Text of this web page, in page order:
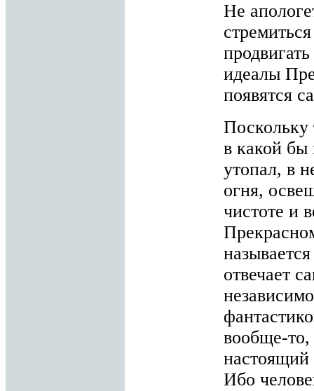
Не
идеалы
появятся
Поскольку
в какой бы
утопал, в
огня,
чистоте и
отвечает
вообще-
настоящий
Ибо